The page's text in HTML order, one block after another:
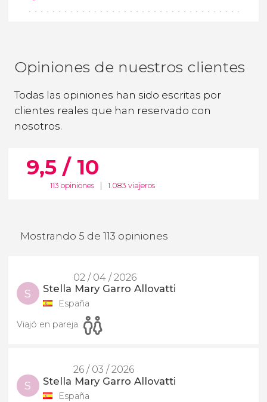
Opiniones de nuestros clientes
Todas las opiniones han sido escritas por
clientes reales que han reservado con
nosotros.
9,5 / 10
113 opiniones 1.083 viajeros
Mostrando 5 de 113 opiniones
02 / 04 / 2026
S Stella Mary Garro Allovatti
España
Viajó en pareja
26 / 03 / 2026
S Stella Mary Garro Allovatti
España